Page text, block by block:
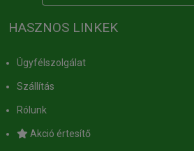
HASZNOS LINKEK
Ügyfélszolgálat
Szállítás
Rólunk
Akció értesítő